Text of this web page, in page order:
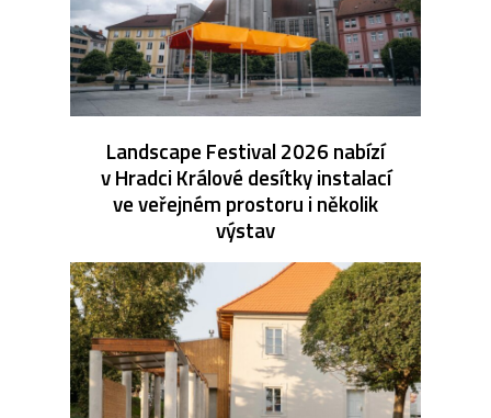
Landscape Festival 2026 nabízí
v Hradci Králové desítky instalací
ve veřejném prostoru i několik
výstav